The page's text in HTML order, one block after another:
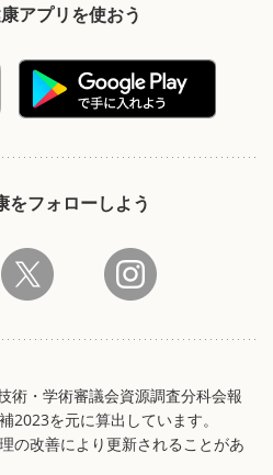
アプリを使おう
をフォローしよう
術・学術審議会資源調査分科会報
2023を元に算出しています。
の改善により更新されることがあ